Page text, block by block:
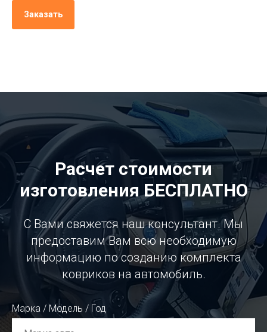
Заказать
Расчет стоимости
изготовления БЕСПЛАТНО
С Вами свяжется наш консультант. Мы
предоставим Вам всю необходимую
информацию по созданию комплекта
ковриков на автомобиль.
Марка / Модель / Год